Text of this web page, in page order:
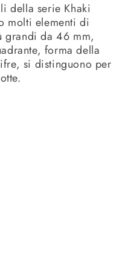
della serie Khaki
molti elementi di
grandi da 46 mm,
forma della
si distinguono per